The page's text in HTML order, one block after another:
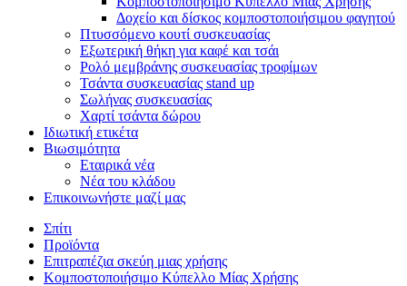
Δοχείο και δίσκος κομποστοποιήσιμου φαγητού
Πτυσσόμενο κουτί συσκευασίας
Εξωτερική θήκη για καφέ και τσάι
Ρολό μεμβράνης συσκευασίας τροφίμων
Τσάντα συσκευασίας stand up
Σωλήνας συσκευασίας
Χαρτί τσάντα δώρου
Ιδιωτική ετικέτα
Βιωσιμότητα
Εταιρικά νέα
Νέα του κλάδου
Επικοινωνήστε μαζί μας
Σπίτι
Προϊόντα
Επιτραπέζια σκεύη μιας χρήσης
Κομποστοποιήσιμο Κύπελλο Μίας Χρήσης